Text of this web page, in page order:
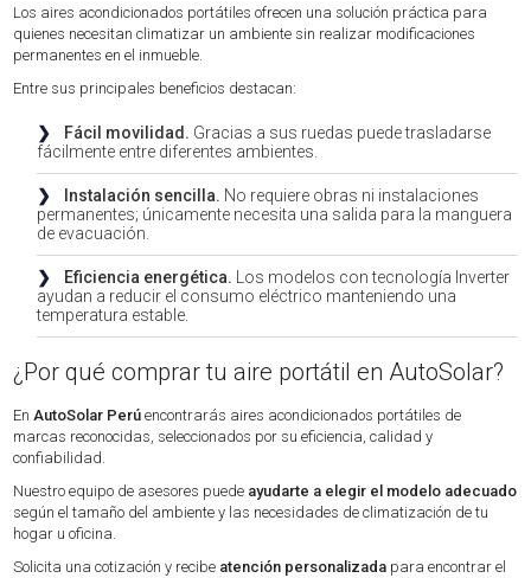
Los aires acondicionados portátiles ofrecen una solución práctica para
quienes necesitan climatizar un ambiente sin realizar modificaciones
permanentes en el inmueble.
Entre sus principales beneficios destacan:
❯ Fácil movilidad. Gracias a sus ruedas puede trasladarse
fácilmente entre diferentes ambientes.
❯ Instalación sencilla. No requiere obras ni instalaciones
permanentes; únicamente necesita una salida para la manguera
de evacuación.
❯ Eficiencia energética. Los modelos con tecnología Inverter
ayudan a reducir el consumo eléctrico manteniendo una
temperatura estable.
¿Por qué comprar tu aire portátil en AutoSolar?
EnAutoSolar Perú encontrarás aires acondicionados portátiles de
marcas reconocidas, seleccionados por su eficiencia, calidad y
confiabilidad.
Nuestro equipo de asesores puede ayudarte a elegir el modelo adecuado
según el tamaño del ambiente y las necesidades de climatización de tu
hogar u oficina.
Solicita una cotización y recibe atención personalizada para encontrar el